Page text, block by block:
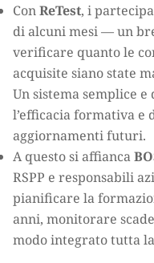
ConReTest, i
di alcuni mesi — un
verificare quanto le
acquisite siano state
Un sistema semplice
l’efficacia formativa
aggiornamenti futuri.
A questo si affianca
RSPP e responsabili
pianificare la
anni, monitorare
modo integrato tutta